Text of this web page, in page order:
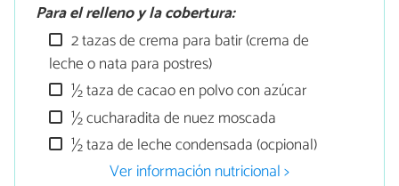
Para el relleno y la cobertura:
2 tazas de crema para batir (crema de
leche o nata para postres)
½ taza de cacao en polvo con azúcar
½ cucharadita de nuez moscada
½ taza de leche condensada (ocpional)
Ver información nutricional >